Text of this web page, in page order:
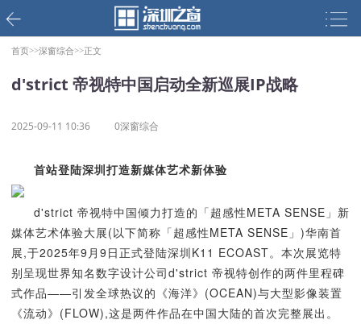
首页>>深窗综合>>正文
d'strict 帝视特中国启动全新巡展IP战略
2025-09-11 10:36 0深窗综合
首站登陆深圳打造新媒体艺术新体验
d'strict 帝视特中国倾力打造的「超感性META SENSE」新
媒体艺术体验大展(以下简称「超感性META SENSE」)华南首
展,于2025年9月9日正式登陆深圳K11 ECOAST。本次展览特
别呈现世界知名数字设计公司d'strict 帝视特创作的两件里程碑
式作品——引发全球热议的《海洋》(OCEAN)与大型影像装置
《流动》(FLOW),这是两件作品在中国大陆的首次完整展出。